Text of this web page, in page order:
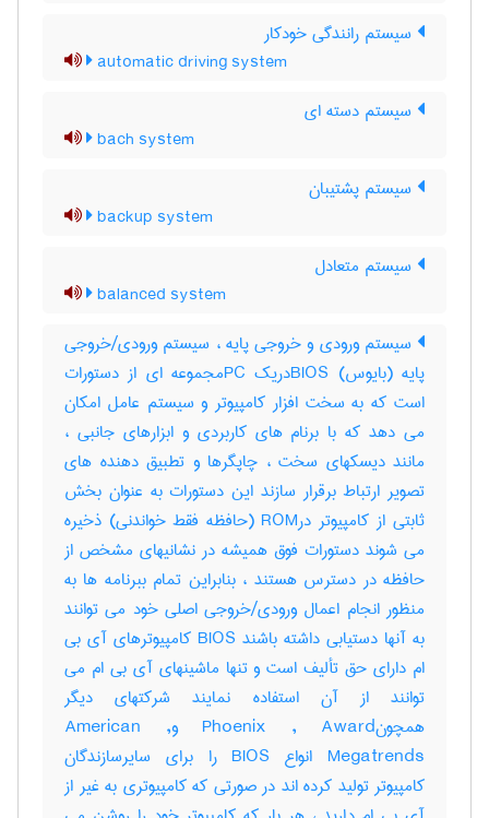
سیستم رانندگی خودکار
automatic driving system
سیستم دسته ای
bach system
سیستم پشتیبان
backup system
سیستم متعادل
balanced system
سیستم ورودی و خروجی پایه ، سیستم ورودی/خروجی
پایه (بایوس) BIOSدریک PCمجموعه ای از دستورات
است که به سخت افزار کامپیوتر و سیستم عامل امکان
می دهد که با برنام های کاربردی و ابزارهای جانبی ،
مانند دیسکهای سخت ، چاپگرها و تطبیق دهنده های
تصویر ارتباط برقرار سازند این دستورات به عنوان بخش
ثابتی از کامپیوتر درROM (حافظه فقط خواندنی) ذخیره
می شوند دستورات فوق همیشه در نشانیهای مشخص از
حافظه در دسترس هستند ، بنابراین تمام ببرنامه ها به
منظور انجام اعمال ورودی/خروجی اصلی خود می توانند
به آنها دستیابی داشته باشند BIOS کامپیوترهای آی بی
ام دارای حق تألیف است و تنها ماشینهای آی بی ام می
توانند از آن استفاده نمایند شرکتهای دیگر
همچونPhoenix , Award وAmerican ,
Megatrends انواع BIOS را برای سایرسازندگان
کامپیوتر تولید کرده اند در صورتی که کامپیوتری به غیر از